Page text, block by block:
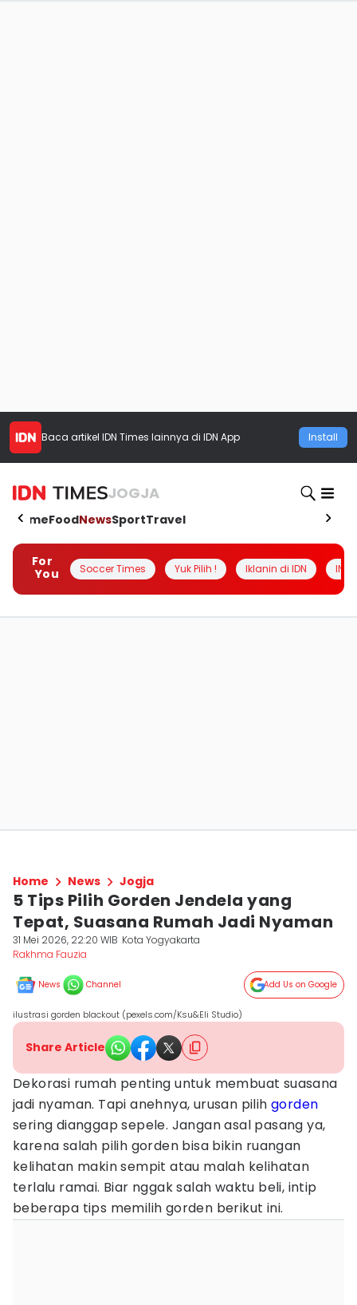
Baca artikel IDN Times lainnya di IDN App Install
JOGJA
HomeFoodNewsSportTravel
For
You
Soccer Times Yuk Pilih ! Iklanin di IDN
Home News Jogja
5 Tips Pilih Gorden Jendela yang
Tepat, Suasana Rumah Jadi Nyaman
31 Mei 2026, 22:20 WIB Kota Yogyakarta
Rakhma Fauzia
News Channel Add Us on Google
ilustrasi gorden blackout (pexels.com/Ksu&Eli Studio)
Share Article
Dekorasi rumah penting untuk membuat suasana
jadi nyaman. Tapi anehnya, urusan pilih gorden
sering dianggap sepele. Jangan asal pasang ya,
karena salah pilih gorden bisa bikin ruangan
kelihatan makin sempit atau malah kelihatan
terlalu ramai. Biar nggak salah waktu beli, intip
beberapa tips memilih gorden berikut ini.